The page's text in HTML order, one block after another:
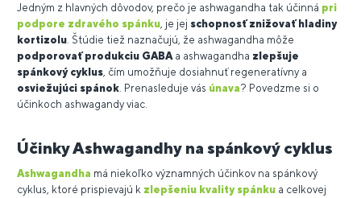
Jedným z hlavných dôvodov, prečo je ashwagandha tak účinná pri
podpore zdravého spánku , je jej schopnosť znižovať hladiny
kortizolu . Štúdie tiež naznačujú, že ashwagandha môže
podporovať produkciu GABA a ashwagandha zlepšuje
spánkový cyklus , čím umožňuje dosiahnuť regeneratívny a
osviežujúci spánok . Prenasleduje vás únava? Povedzme si o
účinkoch ashwagandy viac.
Účinky Ashwagandhy na spánkový cyklus
Ashwagandha má niekoľko významných účinkov na spánkový
cyklus, ktoré prispievajú k zlepšeniu kvality spánku a celkovej